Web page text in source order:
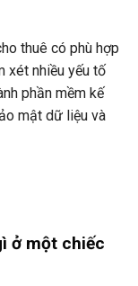
thuê có phù hợp
xét nhiều yếu tố
phần mềm kế
mật dữ liệu và
ở một chiếc